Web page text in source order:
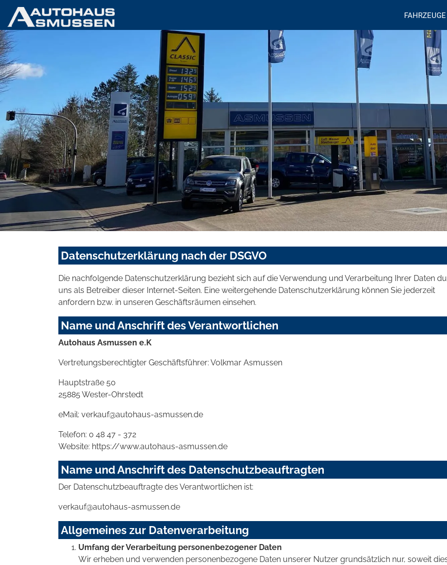
FAHRZEUGE
Datenschutzerklärung nach der DSGVO
Die nachfolgende Datenschutzerklärung bezieht sich auf die Verwendung und Verarbeitung Ihrer Daten
uns als Betreiber dieser Internet-Seiten. Eine weitergehende Datenschutzerklärung können Sie jederzeit
anfordern bzw. in unseren Geschäftsräumen einsehen.
Name und Anschrift des Verantwortlichen
Autohaus Asmussen e.K
Vertretungsberechtigter Geschäftsführer: Volkmar Asmussen
Hauptstraße 50
25885 Wester-Ohrstedt
eMail: verkauf@autohaus-asmussen.de
Telefon: 0 48 47 - 372
Website: https://www.autohaus-asmussen.de
Name und Anschrift des Datenschutzbeauftragten
Der Datenschutzbeauftragte des Verantwortlichen ist:
verkauf@autohaus-asmussen.de
Allgemeines zur Datenverarbeitung
Umfang der Verarbeitung personenbezogener Daten
Wir erheben und verwenden personenbezogene Daten unserer Nutzer grundsätzlich nur, soweit